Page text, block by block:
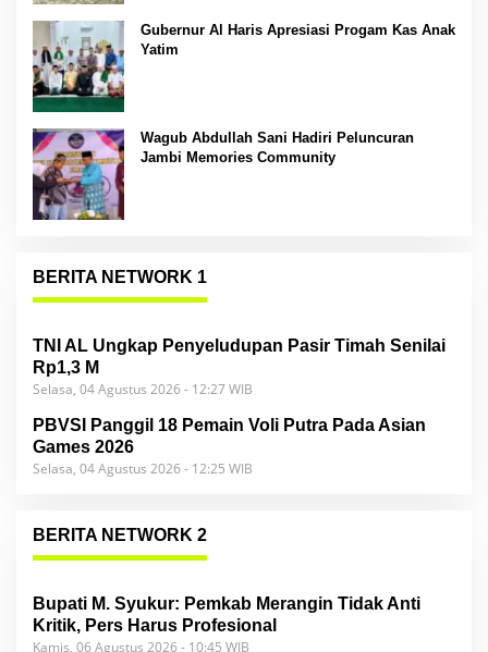
Gubernur Al Haris Apresiasi Progam Kas Anak
Yatim
Wagub Abdullah Sani Hadiri Peluncuran
Jambi Memories Community
BERITA NETWORK 1
TNI AL Ungkap Penyeludupan Pasir Timah Senilai
Rp1,3 M
Selasa, 04 Agustus 2026 - 12:27 WIB
PBVSI Panggil 18 Pemain Voli Putra Pada Asian
Games 2026
Selasa, 04 Agustus 2026 - 12:25 WIB
BERITA NETWORK 2
Bupati M. Syukur: Pemkab Merangin Tidak Anti
Kritik, Pers Harus Profesional
Kamis, 06 Agustus 2026 - 10:45 WIB